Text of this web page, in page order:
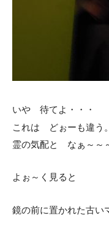
いや 待てよ・・・
これは どぉーも違う。
霊の気配と なぁ～～
よぉ～く見ると
鏡の前に置かれた古い